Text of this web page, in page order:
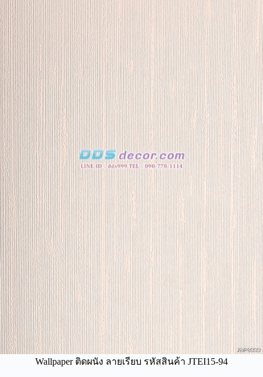
Wallpaper ติดผนัง ลายเรียบ รหัสสินค้า JTEI15-94